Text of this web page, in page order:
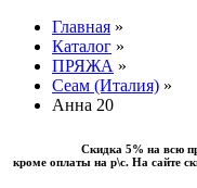
Главная »
Каталог »
ПРЯЖА »
Сеам (Италия) »
Анна 20
Скидка 5% на всю пряжу
кроме оплаты на р\с. На сайте